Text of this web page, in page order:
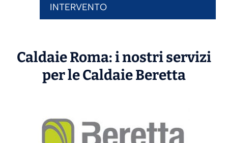
INTERVENTO
Caldaie Roma: i nostri servizi
per le CaldaieBeretta